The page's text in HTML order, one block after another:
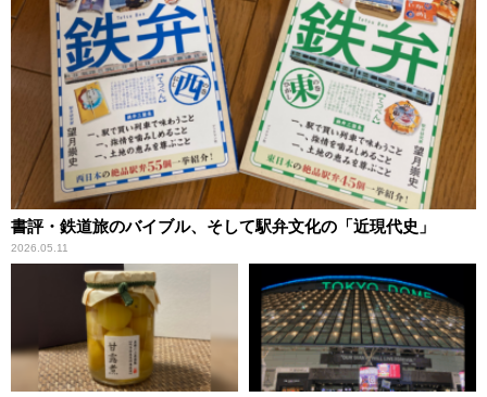
書評・鉄道旅のバイブル、そして駅弁文化の「近現代史」
2026.05.11